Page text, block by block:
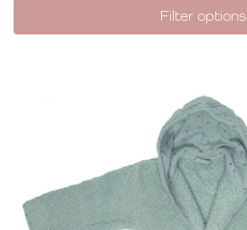
Filter options